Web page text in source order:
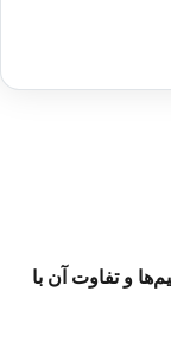
و تفاوت آن با